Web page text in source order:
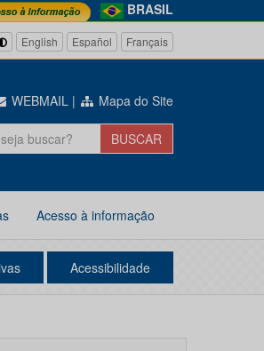
BRASIL
English Español Français
WEBMAIL | Mapa do Site
Acesso à informação
Acessibilidade